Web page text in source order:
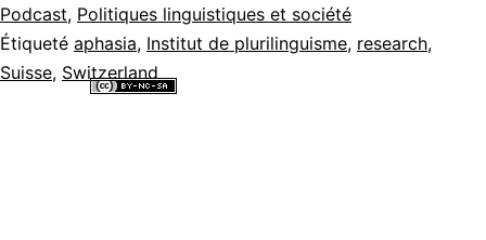
les
langues
Podcast, Politiques linguistiques et société
Étiqueté aphasia, Institut de plurilinguisme, research,
Suisse, Switzerland